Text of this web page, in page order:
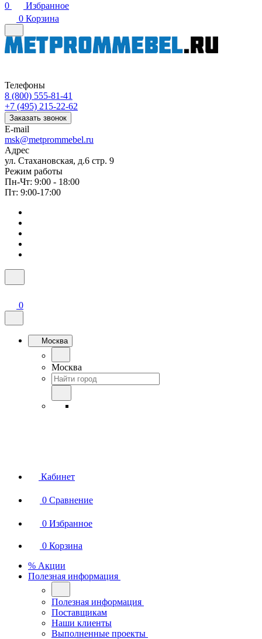
0
Избранное
0 Корзина
Телефоны
8 (800) 555-81-41
+7 (495) 215-22-62
Заказать звонок
E-mail
msk@metprommebel.ru
Адрес
ул. Стахановская, д.6 стр. 9
Режим работы
Пн-Чт: 9:00 - 18:00
Пт: 9:00-17:00
0
Москва
Москва
Кабинет
0 Сравнение
0 Избранное
0 Корзина
% Акции
Полезная информация
Полезная информация
Поставщикам
Наши клиенты
Выполненные проекты